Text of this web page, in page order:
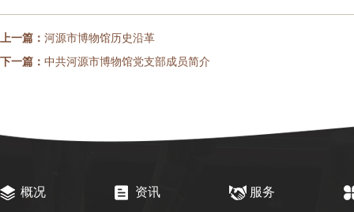
上一篇： 河源市博物馆历史沿革
下一篇： 中共河源市博物馆党支部成员简介
概况 资讯 服务